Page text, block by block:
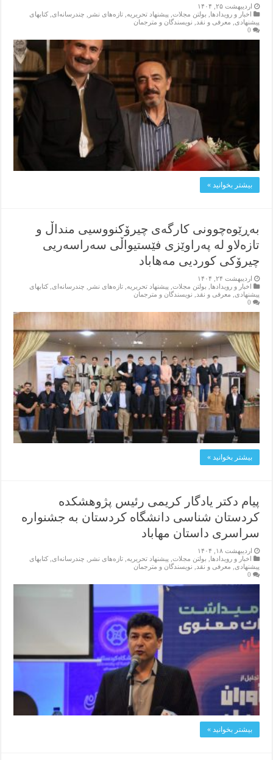
اردیبهشت ۲۵, ۱۴۰۴
اخبار و رویدادها, بولتن مجلات, پیشنهاد تحریریه,تازەهای نشر , چندرسانه‌ای,کتابهای
پیشنهادی, معرفی و نقد, نویسندگان و مترجمان
0
بیشتر بخوانید »
بەڕێوەچوونی کارگەی چیرۆکنووسیی منداڵ و
تازەلاو لە پەراوێزی فێستیواڵی سەراسەریی
چیرۆکی کوردیی مەهاباد
اردیبهشت ۲۴, ۱۴۰۴
اخبار و رویدادها
بولتن مجلات پیشنهاد تحریریه ,تازەهای نشر چندرسانه‌ای ,کتابهای
پیشنهادی
معرفی و نقد
نویسندگان و مترجمان
0
بیشتر بخوانید »
پیام دکتر یادگار کریمی رئیس پژوهشکده
کردستان شناسی دانشگاه کردستان به جشنواره
سراسری داستان مهاباد
اردیبهشت ۱۸, ۱۴۰۴
اخبار و رویدادها
بولتن مجلات پیشنهاد تحریریه ,تازەهای نشر چندرسانه‌ای ,کتابهای
پیشنهادی
معرفی و نقد
نویسندگان و مترجمان
0
بیشتر بخوانید »